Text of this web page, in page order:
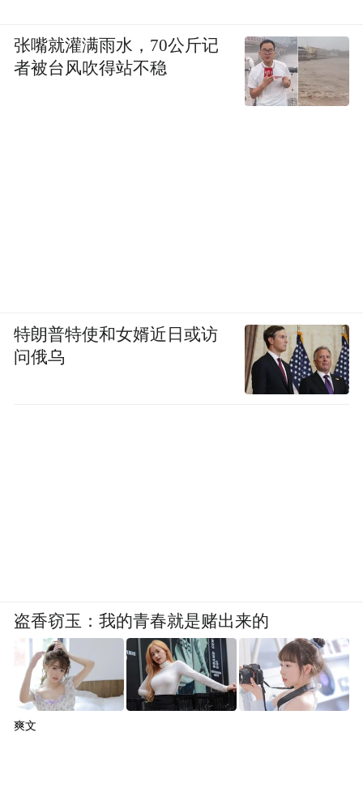
张嘴就灌满雨水，70公斤记
者被台风吹得站不稳
特朗普特使和女婿近日或访
问俄乌
盗香窃玉：我的青春就是赌出来的
爽文